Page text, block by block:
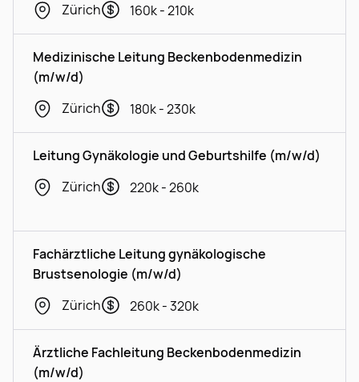
Zürich
160k - 210k
Medizinische Leitung Beckenbodenmedizin
(m/w/d)
Zürich
180k - 230k
Leitung Gynäkologie und Geburtshilfe (m/w/d)
Zürich
220k - 260k
Fachärztliche Leitung gynäkologische
Brustsenologie (m/w/d)
Zürich
260k - 320k
Ärztliche Fachleitung Beckenbodenmedizin
(m/w/d)